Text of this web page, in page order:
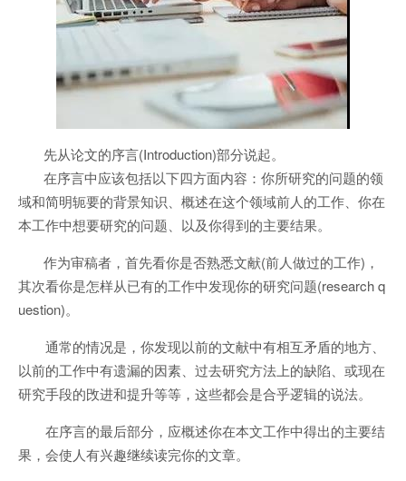
先从论文的序言(Introduction)部分说起。
在序言中应该包括以下四方面内容：你所研究的问题的领
域和简明轭要的背景知识、概述在这个领域前人的工作、你在
本工作中想要研究的问题、以及你得到的主要结果。
作为审稿者，首先看你是否熟悉文献(前人做过的工作)，
其次看你是怎样从已有的工作中发现你的研究问题(research q
uestion)。
通常的情况是，你发现以前的文献中有相互矛盾的地方、
以前的工作中有遗漏的因素、过去研究方法上的缺陷、或现在
研究手段的攺进和提升等等，这些都会是合乎逻辑的说法。
在序言的最后部分，应概述你在本文工作中得出的主要结
果，会使人有兴趣继续读完你的文章。